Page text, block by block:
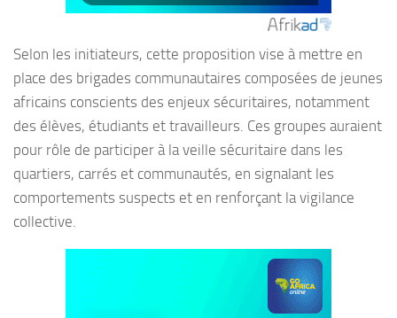
Selon les initiateurs, cette proposition vise à mettre en
place des brigades communautaires composées de jeunes
africains conscients des enjeux sécuritaires, notamment
des élèves, étudiants et travailleurs. Ces groupes auraient
pour rôle de participer à la veille sécuritaire dans les
quartiers, carrés et communautés, en signalant les
comportements suspects et en renforçant la vigilance
collective.